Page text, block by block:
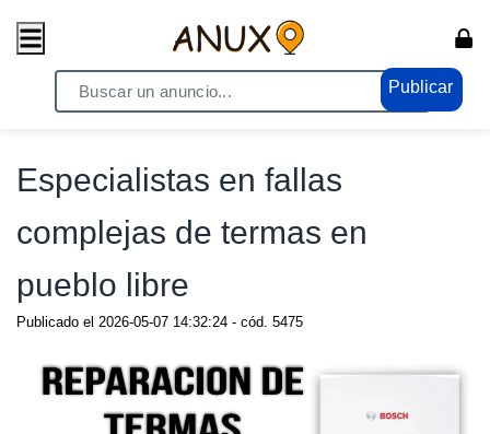
Publicar
/ Servicios / Servicios Generales
Especialistas en fallas
complejas de termas en
pueblo libre
Publicado el 2026-05-07 14:32:24 - cód. 5475